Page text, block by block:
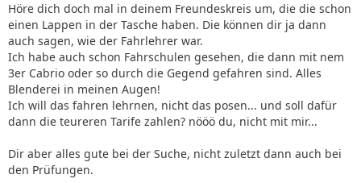
Höre dich doch mal in deinem Freundeskreis um, die die schon
einen Lappen in der Tasche haben. Die können dir ja dann
auch sagen, wie der Fahrlehrer war.
Ich habe auch schon Fahrschulen gesehen, die dann mit nem
3er Cabrio oder so durch die Gegend gefahren sind. Alles
Blenderei in meinen Augen!
Ich will das fahren lehrnen, nicht das posen... und soll dafür
dann die teureren Tarife zahlen? nööö du, nicht mit mir...
Dir aber alles gute bei der Suche, nicht zuletzt dann auch bei
den Prüfungen.